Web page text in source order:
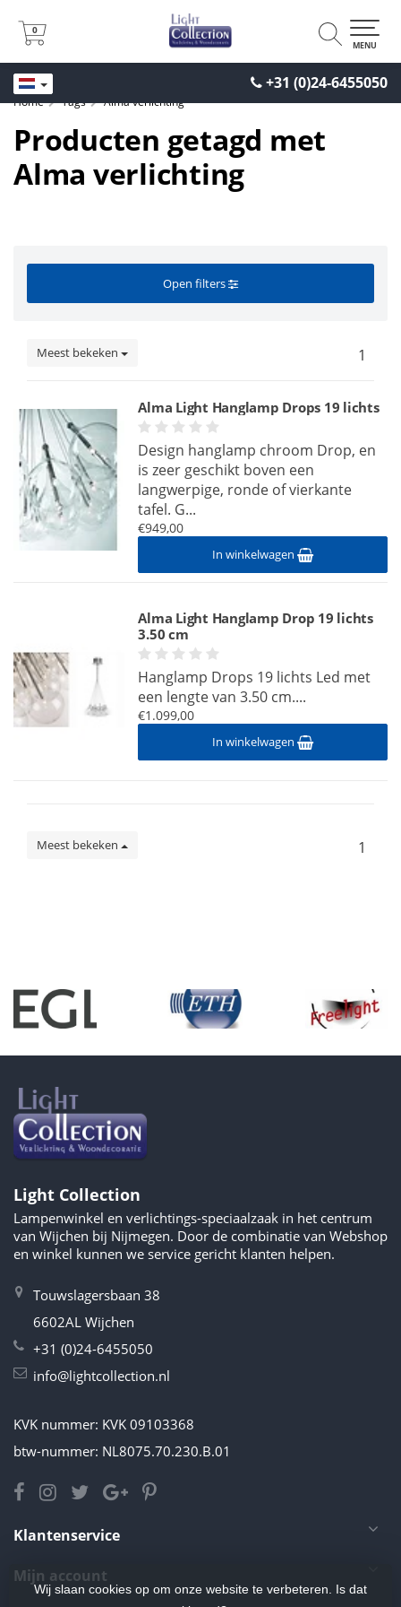
+31 (0)24-6455050
0
0
MENU
Home Tags Alma verlichting
Producten getagd met
Alma verlichting
Open filters
Meest bekeken 1
Alma Light Hanglamp Drops 19 lichts
Design hanglamp chroom Drop, en
is zeer geschikt boven een
langwerpige, ronde of vierkante
tafel. G...
€949,00
In winkelwagen
Alma Light Hanglamp Drop 19 lichts
3.50 cm
Hanglamp Drops 19 lichts Led met
een lengte van 3.50 cm....
€1.099,00
In winkelwagen
Meest bekeken 1
Light Collection
Lampenwinkel en verlichtings-speciaalzaak in het centrum
van Wijchen bij Nijmegen. Door de combinatie van Webshop
en winkel kunnen we service gericht klanten helpen.
Touwslagersbaan 38
6602AL Wijchen
+31 (0)24-6455050
info@lightcollection.nl
KVK nummer: KVK 09103368
btw-nummer: NL8075.70.230.B.01
Klantenservice
Mijn account
Wij slaan cookies op om onze website te verbeteren. Is dat